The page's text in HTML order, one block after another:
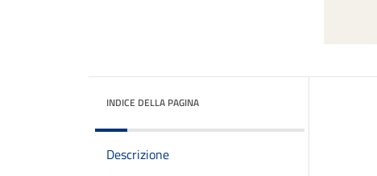
INDICE DELLA PAGINA
Descrizione